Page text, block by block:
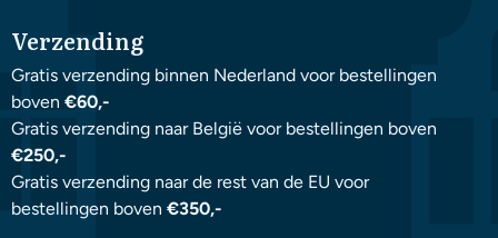
Verzending
Gratis verzending binnen Nederland voor bestellingen
boven €60,-
Gratis verzending naar België voor bestellingen boven
€250,-
Gratis verzending naar de rest van de EU voor
bestellingen boven €350,-